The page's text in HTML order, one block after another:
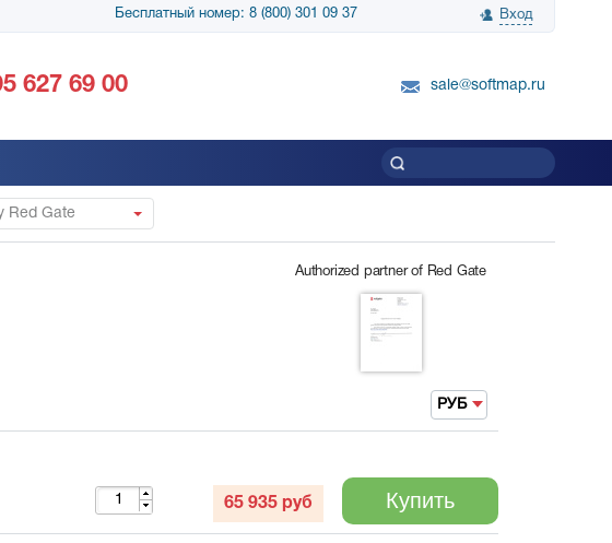
Бесплатный номер: 8 (800) 301 09 37 Вход
за поставку SnapGene...
благодарность SoftMap за помощь в
627 69 00 sale@softmap.ru
Red Gate
Authorized partner of Red Gate
РУБ
65 935 руб Купить